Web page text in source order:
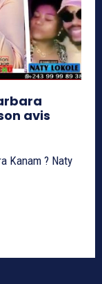
avis
Kanam ? Naty